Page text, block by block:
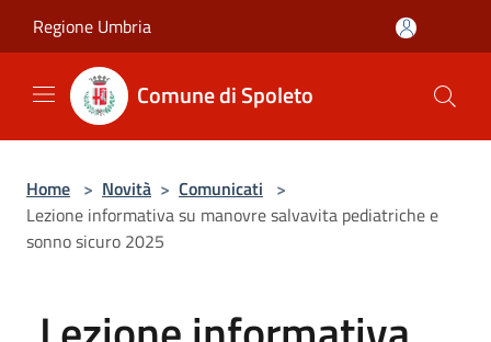
Regione Umbria
Comune di Spoleto
Home > Novità > Comunicati >
Lezione informativa su manovre salvavita pediatriche e
sonno sicuro 2025